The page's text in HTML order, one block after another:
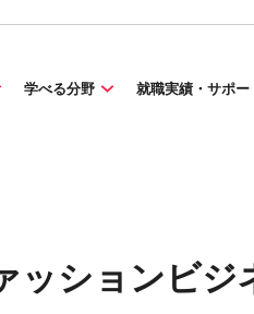
学べる分野 就職実績・サポー
ションビジ